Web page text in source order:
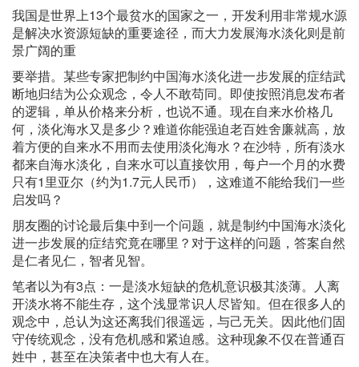
我国是世界上13个最贫水的国家之一，开发利用非常规水源
是解决水资源短缺的重要途径，而大力发展海水淡化则是前
景广阔的重
要举措。某些专家把制约中国海水淡化进一步发展的症结武
断地归结为公众观念，令人不敢苟同。即使按照消息发布者
的逻辑，单从价格来分析，也说不通。现在自来水价格几
何，淡化海水又是多少？难道你能强迫老百姓舍廉就高，放
着方便的自来水不用而去使用淡化海水？在沙特，所有淡水
都来自海水淡化，自来水可以直接饮用，每户一个月的水费
只有1里亚尔（约为1.7元人民币），这难道不能给我们一些
启发吗？
朋友圈的讨论最后集中到一个问题，就是制约中国海水淡化
进一步发展的症结究竟在哪里？对于这样的问题，答案自然
是仁者见仁，智者见智。
笔者以为有3点：一是淡水短缺的危机意识极其淡薄。人离
开淡水将不能生存，这个浅显常识人尽皆知。但在很多人的
观念中，总认为这还离我们很遥远，与己无关。因此他们固
守传统观念，没有危机感和紧迫感。这种现象不仅在普通百
姓中，甚至在决策者中也大有人在。